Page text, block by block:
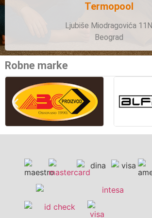
Termopool
Ljubiše Miodragovića 11N
Beograd
Robne marke